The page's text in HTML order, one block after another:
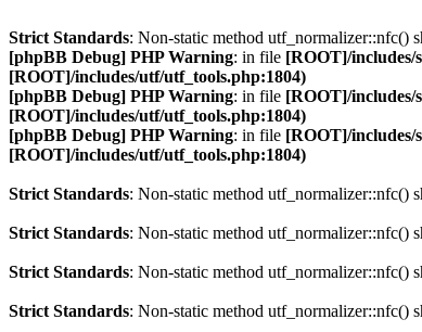
Strict Standards: Non-static method utf_normalizer::nfc()
[phpBB Debug] PHP Warning: in file [ROOT]/includes/
[ROOT]/includes/utf/utf_tools.php:1804)
[phpBB Debug] PHP Warning: in file [ROOT]/includes/
[ROOT]/includes/utf/utf_tools.php:1804)
[phpBB Debug] PHP Warning: in file [ROOT]/includes/
[ROOT]/includes/utf/utf_tools.php:1804)
Strict Standards: Non-static method utf_normalizer::nfc()
Strict Standards: Non-static method utf_normalizer::nfc()
Strict Standards: Non-static method utf_normalizer::nfc()
Strict Standards: Non-static method utf_normalizer::nfc()